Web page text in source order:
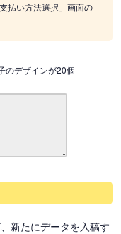
払い方法選択」画面の
のデザインが20個
新たにデータを入稿す